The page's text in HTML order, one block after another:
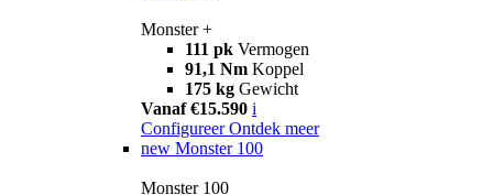
Monster +
111 pk Vermogen
91,1 Nm Koppel
175 kg Gewicht
Vanaf €15.590 i
Configureer Ontdek meer
new Monster 100
Monster 100